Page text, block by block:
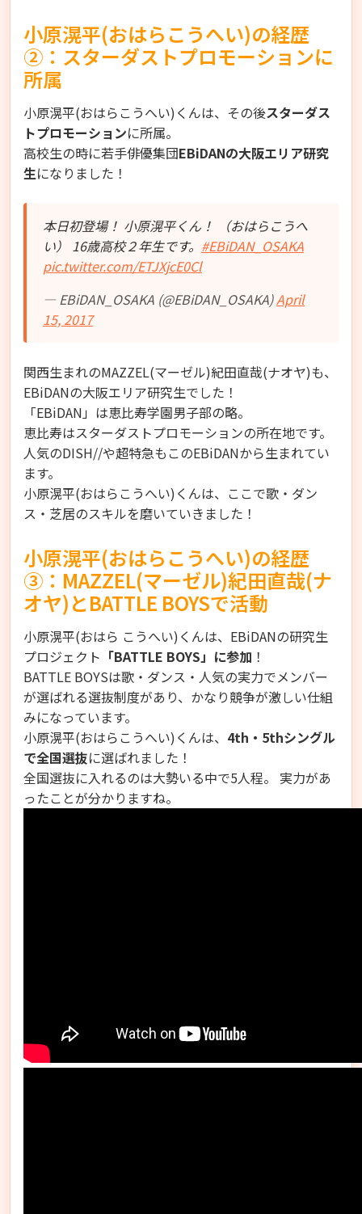
小原滉平(おはらこうへい)の経歴
②：スターダストプロモーションに
所属
小原滉平(おはらこうへい)くんは、その後スターダス
トプロモーションに所属。
高校生の時に若手俳優集団EBiDANの大阪エリア研究
生になりました！
本日初登場！ 小原滉平くん！ （おはらこうへ
い） 16歳高校２年生です。 #EBiDAN_OSAKA
pic.twitter.com/ETJXjcE0Cl
— EBiDAN_OSAKA (@EBiDAN_OSAKA)April
15, 2017
関西生まれのMAZZEL(マーゼル)紀田直哉(ナオヤ)も、
EBiDANの大阪エリア研究生でした！
「EBiDAN」は恵比寿学園男子部の略。
恵比寿はスターダストプロモーションの所在地です。
人気のDISH//や超特急もこのEBiDANから生まれてい
ます。
小原滉平(おはらこうへい)くんは、ここで歌・ダン
ス・芝居のスキルを磨いていきました！
小原滉平(おはらこうへい)の経歴
③：MAZZEL(マーゼル)紀田直哉(ナ
オヤ)とBATTLE BOYSで活動
小原滉平(おはら こうへい)くんは、EBiDANの研究生
プロジェクト 「BATTLE BOYS」に参加 ！
BATTLE BOYSは歌・ダンス・人気の実力でメンバー
が選ばれる選抜制度があり、かなり競争が激しい仕組
みになっています。
小原滉平(おはらこうへい)くんは、 4th・5thシングル
で全国選抜に選ばれました！
全国選抜に入れるのは大勢いる中で5人程。 実力があ
ったことが分かりますね。